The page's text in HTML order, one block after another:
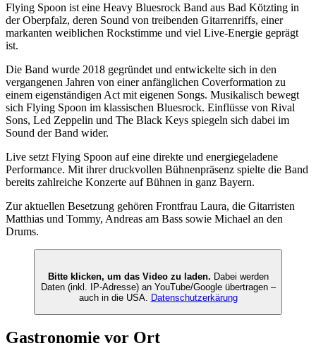
Flying Spoon ist eine Heavy Bluesrock Band aus Bad Kötzting in
der Oberpfalz, deren Sound von treibenden Gitarrenriffs, einer
markanten weiblichen Rockstimme und viel Live-Energie geprägt
ist.
Die Band wurde 2018 gegründet und entwickelte sich in den
vergangenen Jahren von einer anfänglichen Coverformation zu
einem eigenständigen Act mit eigenen Songs. Musikalisch bewegt
sich Flying Spoon im klassischen Bluesrock. Einflüsse von Rival
Sons, Led Zeppelin und The Black Keys spiegeln sich dabei im
Sound der Band wider.
Live setzt Flying Spoon auf eine direkte und energiegeladene
Performance. Mit ihrer druckvollen Bühnenpräsenz spielte die Band
bereits zahlreiche Konzerte auf Bühnen in ganz Bayern.
Zur aktuellen Besetzung gehören Frontfrau Laura, die Gitarristen
Matthias und Tommy, Andreas am Bass sowie Michael an den
Drums.
Bitte klicken, um das Video zu laden.
Daten (inkl. IP-Adresse) an YouTube/Google übertragen –
auch in die USA. Datenschutzerkärung
Gastronomie vor Ort